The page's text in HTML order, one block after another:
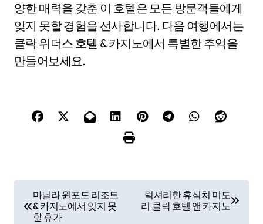
양한 매력을 갖춘 이 호텔은 모든 방문객들에게
잊지 못할 경험을 선사합니다. 다음 여행에서는
클락 위더스 호텔 & 카지노에서 특별한 추억을
만들어보세요.
마닐라 윈포드 리조트
& 카지노에서 잊지 못
할 휴가
럭셔리한 휴식처 미도
리 클락 호텔 앤 카지노